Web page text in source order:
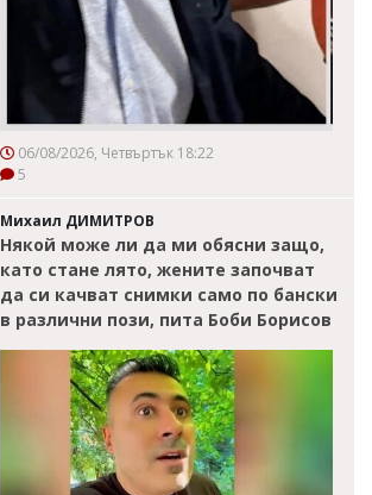
06/08/2026, Четвъртък 18:22
5
Михаил ДИМИТРОВ
Някой може ли да ми обясни защо,
като стане лято, жените започват
да си качват снимки само по бански
в различни пози, пита Боби Борисов